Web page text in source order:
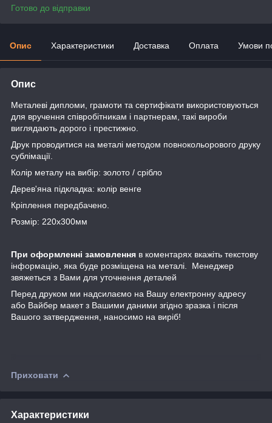
Готово до відправки
Опис Характеристики Доставка Оплата Умови
Опис
Металеві дипломи, грамоти та сертифікати використовуються
для вручення співробітникам і партнерам, такі вироби
виглядають дорого і престижно.
Друк проводитися на металі методом повнокольорового друку
сублімації.
Колір металу на вибір: золото / срібло
Дерев'яна підкладка: колір венге
Кріплення передбачено.
Розмір: 220х300мм
При оформленні замовлення в коментарях вкажіть текстову
інформацію, яка буде розміщена на металі. Менеджер
звяжеться з Вами для уточнення деталей
Перед друком ми надсилаємо на Вашу електронну адресу
або Вайбер макет з Вашими даними згідно зразка і після
Вашого затвердження, наносимо на виріб!
Приховати
Характеристики